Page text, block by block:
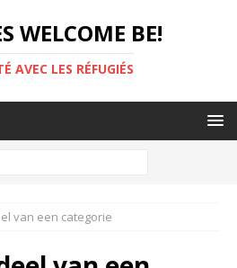
WELCOME BE!
AVEC LES RÉFUGIÉS
van een categorie